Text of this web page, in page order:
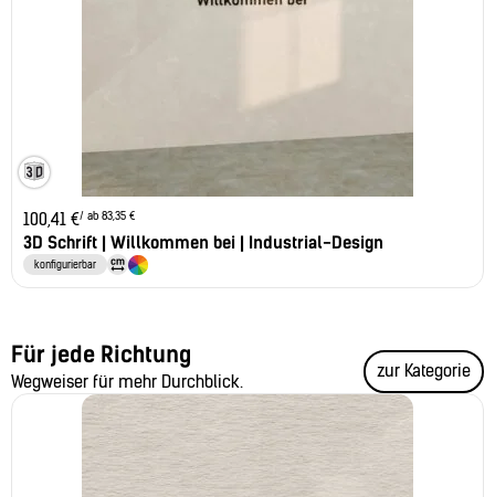
100,41 €/ ab 83,35 €
3D Schrift | Willkommen bei | Industrial-Design
konfigurierbar
Für jede Richtung
Wegweiser für mehr Durchblick.
zur Kategorie